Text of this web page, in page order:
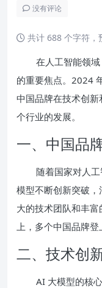
没有评论
共计 688 个字符，
在人工智能领
的重要焦点。2024
中国品牌在技术创
个行业的发展。
一、中国品
随着国家对人
模型不断创新突破
大的技术团队和丰
上，多个中国品牌
二、技术创
AI 大模型的核